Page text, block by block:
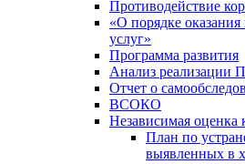
Противодействие
«О порядке
услуг»
Программа развития
Анализ реализации
Отчет о
ВСОКО
Независимая оценка
План по
выявленных в